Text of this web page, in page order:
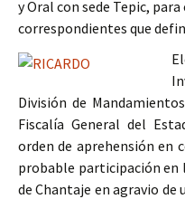
y Oral con sede Tepic,
correspondientes que
División de
Fiscalía General del
orden de aprehensión en
probable participación en
de Chantaje en agravio de